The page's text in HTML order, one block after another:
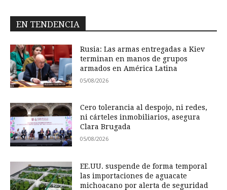
EN TENDENCIA
Rusia: Las armas entregadas a Kiev
terminan en manos de grupos
armados en América Latina
05/08/2026
Cero tolerancia al despojo, ni redes,
ni cárteles inmobiliarios, asegura
Clara Brugada
05/08/2026
EE.UU. suspende de forma temporal
las importaciones de aguacate
michoacano por alerta de seguridad